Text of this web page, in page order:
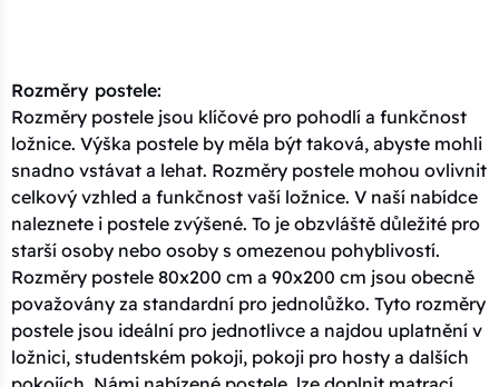
Rozměry postele:
Rozměry postele jsou klíčové pro pohodlí a funkčnost
ložnice. Výška postele by měla být taková, abyste mohli
snadno vstávat a lehat. Rozměry postele mohou ovlivnit
celkový vzhled a funkčnost vaší ložnice. V naší nabídce
naleznete i postele zvýšené. To je obzvláště důležité pro
starší osoby nebo osoby s omezenou pohyblivostí.
Rozměry postele 80x200 cm a 90x200 cm jsou obecně
považovány za standardní pro jednolůžko. Tyto rozměry
postele jsou ideální pro jednotlivce a najdou uplatnění v
ložnici, studentském pokoji, pokoji pro hosty a dalších